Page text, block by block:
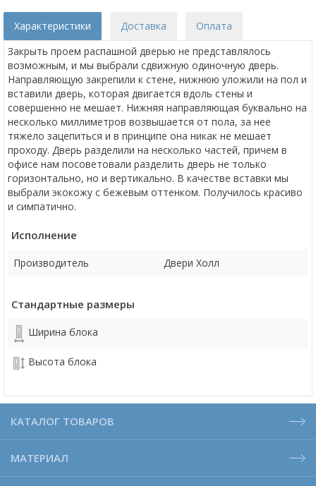
Характеристики Доставка
Оплата
Закрыть проем распашной дверью не представлялось
возможным, и мы выбрали сдвижную одиночную дверь.
Направляющую закрепили к стене, нижнюю уложили на пол и
вставили дверь, которая двигается вдоль стены и
совершенно не мешает. Нижняя направляющая буквально на
несколько миллиметров возвышается от пола, за нее
тяжело зацепиться и в принципе она никак не мешает
проходу. Дверь разделили на несколько частей, причем в
офисе нам посоветовали разделить дверь не только
горизонтально, но и вертикально. В качестве вставки мы
выбрали экокожу с бежевым оттенком. Получилось красиво
и симпатично.
Исполнение
Производитель Двери Холл
Стандартные размеры
Ширина блока
Высота блока
КАТАЛОГ ТОВАРОВ
МАТЕРИАЛ